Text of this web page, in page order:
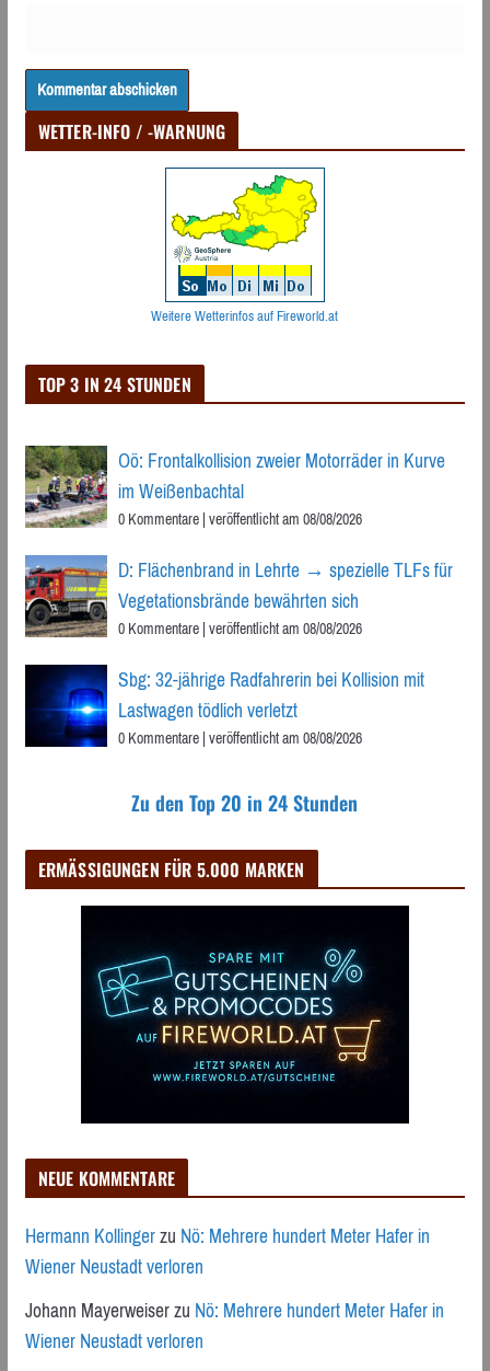
WETTER-INFO / -WARNUNG
Weitere Wetterinfos auf Fireworld.at
TOP 3 IN 24 STUNDEN
Oö: Frontalkollision zweier Motorräder in Kurve
im Weißenbachtal
0 Kommentare|veröffentlicht am 08/08/2026
D: Flächenbrand in Lehrte → spezielle TLFs für
Vegetationsbrände bewährten sich
0 Kommentare|veröffentlicht am 08/08/2026
Sbg: 32-jährige Radfahrerin bei Kollision mit
Lastwagen tödlich verletzt
0 Kommentare|veröffentlicht am 08/08/2026
Zu den Top 20 in 24 Stunden
ERMÄSSIGUNGEN FÜR 5.000 MARKEN
NEUE KOMMENTARE
Hermann KollingerzuNö: Mehrere hundert Meter Hafer in
Wiener Neustadt verloren
Johann MayerweiserzuNö: Mehrere hundert Meter Hafer in
Wiener Neustadt verloren